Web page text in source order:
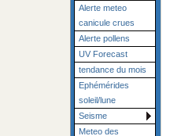
Alerte meteo
canicule crues
Alerte pollens
UV Forecast
tendance du mois
Ephémérides
soleil/lune
Seisme
Meteo des